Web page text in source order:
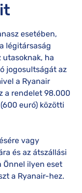
esetében,
légitársaság
ha
jogosultságát az
a Ryanair
a rendelet 98.000
euró) közötti
vagy
és az átszállási
Önnel ilyen eset
a Ryanair-hez.